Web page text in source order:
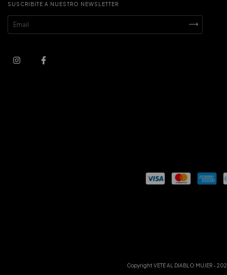
SUSCRIBITE A NUESTRO NEWSLETTER
Copyright VETE AL DIABLO MUJER -